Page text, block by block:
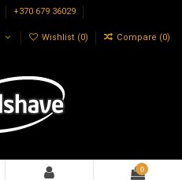
+370 679 36029
Wishlist (0) Compare (0)
0